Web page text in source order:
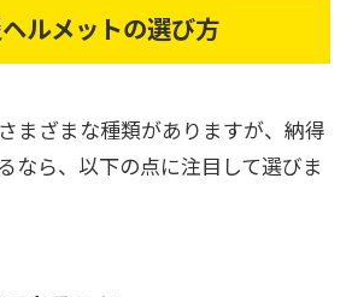
ルメットの選び方
まざまな種類がありますが、納得
なら、以下の点に注目して選びま